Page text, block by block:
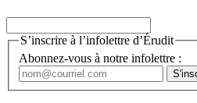
S’inscrire à l’infolettre d’Érudit
Abonnez-vous à notre infolettre :